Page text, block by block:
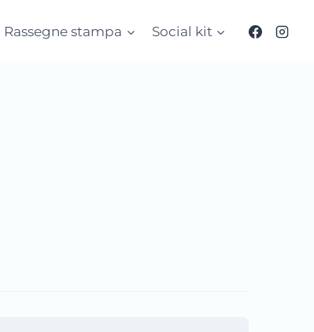
Rassegne stampa Social kit